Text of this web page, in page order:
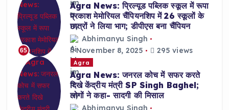
65
Agra News: प्रिल्यूड पब्लिक स्कूल में रूपा
प्रकाश मेमोरियल चैंपियनशिप में 26 स्कूलों के
छात्रों ने लिया भाग; डीपीएस बना चैंपियन
Abhimanyu Singh
November 8, 2025
295 views
Agra
Agra News: जनरल कोच में सफर करते
दिखे केंद्रीय मंत्री SP Singh Baghel;
लोगों ने कहा- सादगी की मिसाल
Abhimanyu Singh